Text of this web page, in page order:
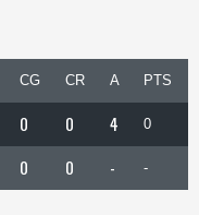
CG CR A PTS
0 0 4 0
0 0 - -